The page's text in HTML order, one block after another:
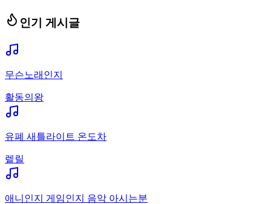
인기 게시글
무슨노래인지
활동의왕
유폐 새틀라이트 온도차
렡릴
애니인지 게임인지 음악 아시는분